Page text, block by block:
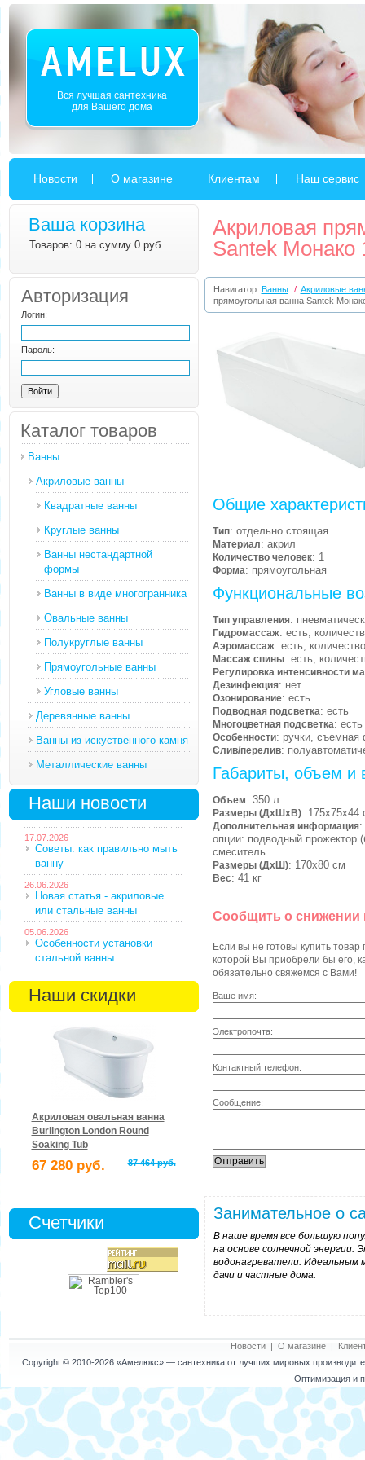
Вся лучшая сантехника
для Вашего дома
Новости О магазине Клиентам Наш сервис
Ваша корзина
Товаров: 0 на сумму 0 руб.
Авторизация
Логин:
Пароль:
Каталог товаров
Ванны
Акриловые ванны
Квадратные ванны
Круглые ванны
Ванны нестандартной
формы
Ванны в виде многогранника
Овальные ванны
Полукруглые ванны
Прямоугольные ванны
Угловые ванны
Деревянные ванны
Ванны из искуственного камня
Металлические ванны
Наши новости
17.07.2026
Советы: как правильно мыть
ванну
26.06.2026
Новая статья - акриловые
или стальные ванны
05.06.2026
Особенности установки
стальной ванны
Наши скидки
Акриловая овальная ванна
Burlington London Round
Soaking Tub
67 280 руб. 87 464 руб.
Счетчики
Акриловая
Santek Монако
Навигатор: Ванны / Акриловые
прямоугольная ванна Santek
Общие
Тип: отдельно стоящая
Материал: акрил
Количество человек: 1
Форма: прямоугольная
Функциональные
Тип управления:
Гидромассаж: есть,
Аэромассаж: есть,
Массаж спины: есть,
Регулировка интенсивности
Дезинфекция: нет
Озонирование: есть
Подводная подсветка: есть
Многоцветная подсветка: есть
Особенности: ручки, съемная
Слив/перелив:
Габариты, объем и
Объем: 350 л
Размеры (ДхШхВ): 175х75х44
Дополнительная информация:
опции: подводный прожектор
смеситель
Размеры (ДхШ): 170х80 см
Вес: 41 кг
Сообщить о снижении
Если вы не готовы купить
которой Вы приобрели бы его,
обязательно свяжемся с Вами!
Ваше имя:
Электропочта:
Контактный телефон:
Сообщение:
Занимательное о
В наше время все большую
на основе солнечной
водонагреватели. Идеальным
дачи и частные дома.
Новости| О магазине|
Copyright © 2010-2026 «Амелюкс»— сантехника от лучших мировых
Оптимизация и